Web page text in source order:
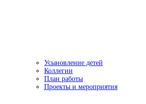
Усыновление детей
Коллегии
План работы
Проекты и мероприятия